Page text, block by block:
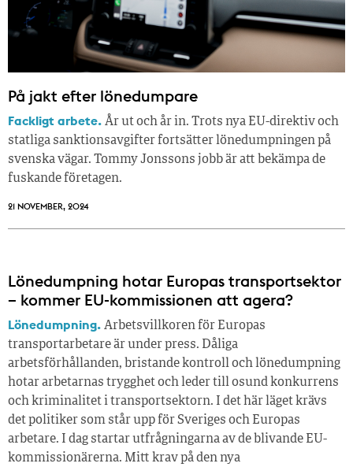
På jakt efter lönedumpare
Fackligt arbete. År ut och år in. Trots nya EU-direktiv och
statliga sanktionsavgifter fortsätter lönedumpningen på
svenska vägar. Tommy Jonssons jobb är att bekämpa de
fuskande företagen.
21 NOVEMBER, 2024
Lönedumpning hotar Europas transportsektor
– kommer EU-kommissionen att agera?
Lönedumpning. Arbetsvillkoren för Europas
transportarbetare är under press. Dåliga
arbetsförhållanden, bristande kontroll och lönedumpning
hotar arbetarnas trygghet och leder till osund konkurrens
och kriminalitet i transportsektorn. I det här läget krävs
det politiker som står upp för Sveriges och Europas
arbetare. I dag startar utfrågningarna av de blivande EU-
kommissionärerna. Mitt krav på den nya